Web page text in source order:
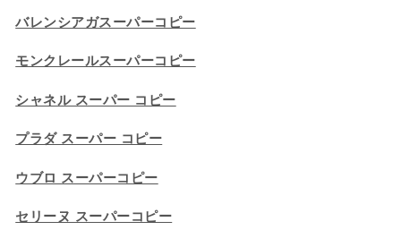
バレンシアガスーパーコピー
モンクレールスーパーコピー
シャネル スーパー コピー
プラダ スーパー コピー
ウブロ スーパーコピー
セリーヌ スーパーコピー​